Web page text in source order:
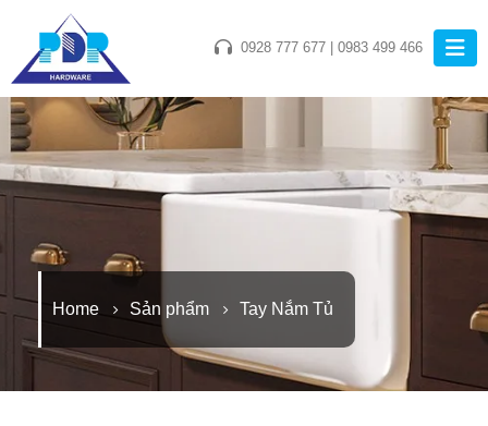
0928 777 677 0983 499 466
Home Sản phẩm Tay Nắm Tủ